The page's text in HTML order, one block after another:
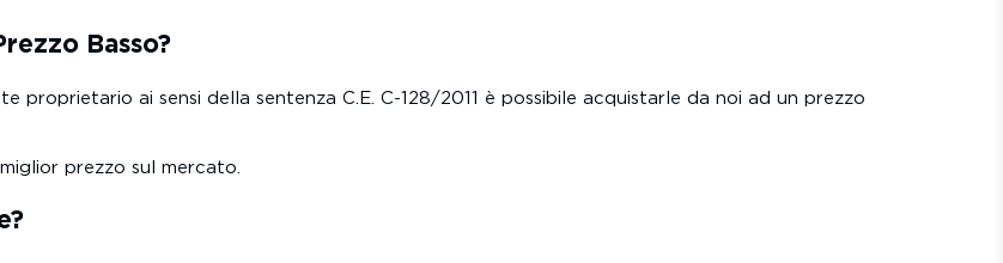
Basso?
proprietario ai sensi della sentenza C.E. C-128/2011 è possibile acquistarle da noi ad un prezzo
prezzo sul mercato.